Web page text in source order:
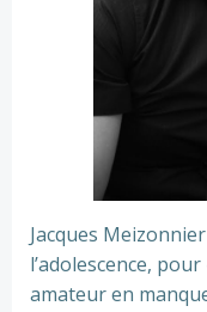
Jacques
l’adolescence,
amateur en